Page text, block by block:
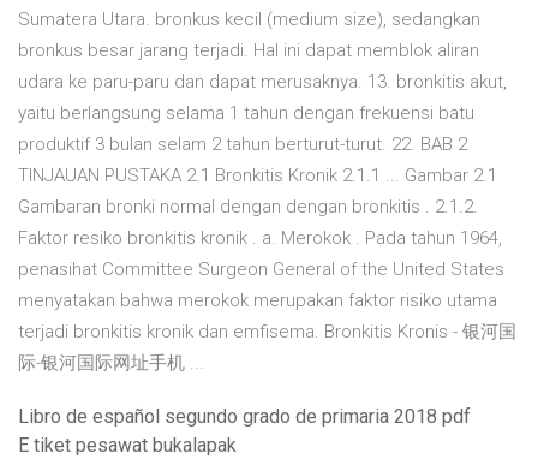
Sumatera Utara. bronkus kecil (medium size), sedangkan
bronkus besar jarang terjadi. Hal ini dapat memblok aliran
udara ke paru-paru dan dapat merusaknya. 13. bronkitis akut,
yaitu berlangsung selama 1 tahun dengan frekuensi batu
produktif 3 bulan selam 2 tahun berturut-turut. 22. BAB 2
TINJAUAN PUSTAKA 2.1 Bronkitis Kronik 2.1.1 ... Gambar 2.1
Gambaran bronki normal dengan dengan bronkitis . 2.1.2.
Faktor resiko bronkitis kronik . a. Merokok . Pada tahun 1964,
penasihat Committee Surgeon General of the United States
menyatakan bahwa merokok merupakan faktor risiko utama
terjadi bronkitis kronik dan emfisema. Bronkitis Kronis - 银河国
际-银河国际网址手机 ...
Libro de español segundo grado de primaria 2018 pdf
E tiket pesawat bukalapak